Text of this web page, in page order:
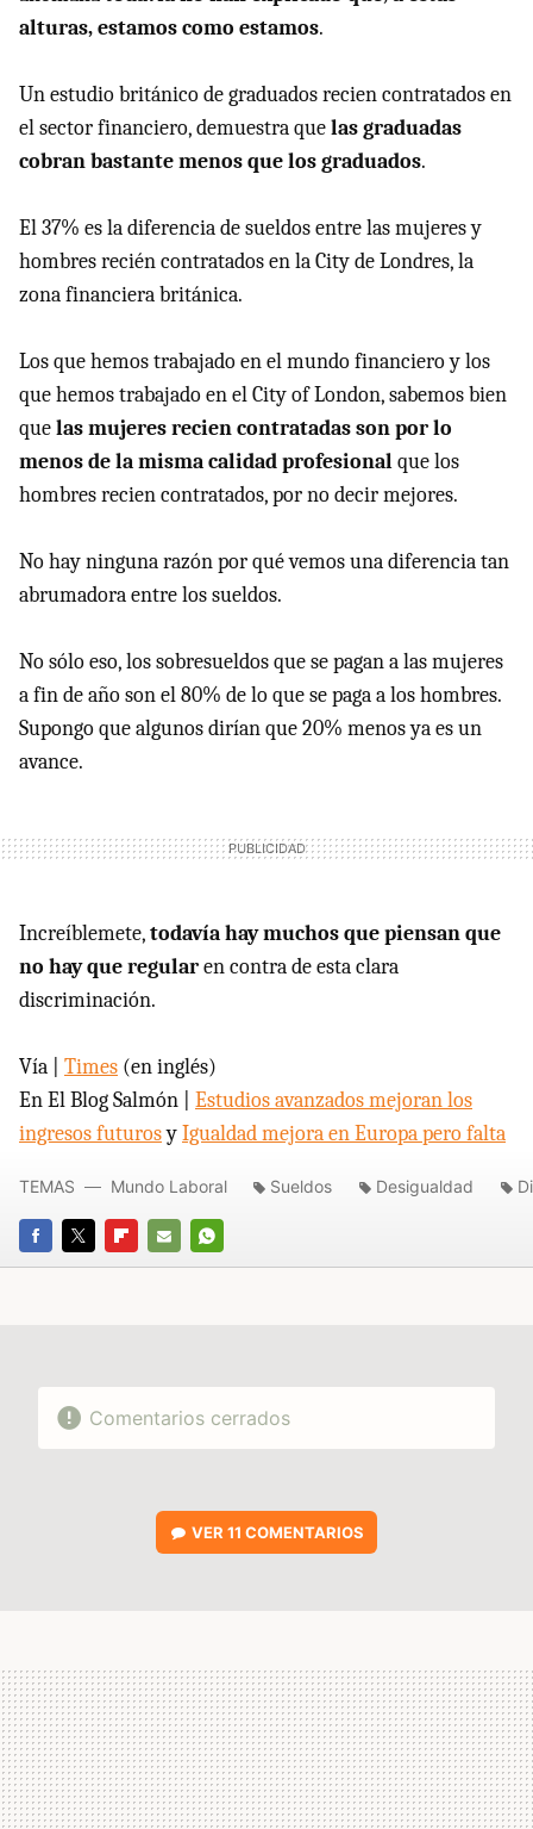
alturas, estamos como estamos.
Un estudio británico de graduados recien contratados en
el sector financiero, demuestra quelas graduadas
cobran bastante menos que los graduados.
El 37% es la diferencia de sueldos entre las mujeres y
hombres recién contratados en la City de Londres, la
zona financiera británica.
Los que hemos trabajado en el mundo financiero y los
que hemos trabajado en el City of London, sabemos bien
quelas mujeres recien contratadas son por lo
menos de la misma calidad profesionalque los
hombres recien contratados, por no decir mejores.
No hay ninguna razón por qué vemos una diferencia tan
abrumadora entre los sueldos.
No sólo eso, los sobresueldos que se pagan a las mujeres
a fin de año son el 80% de lo que se paga a los hombres.
Supongo que algunos dirían que 20% menos ya es un
avance.
Increíblemete,todavía hay muchos que piensan que
no hay que regularen contra de esta clara
discriminación.
Vía | Times (en inglés)
En El Blog Salmón | Estudios avanzados mejoran los
ingresos futurosyIgualdad mejora en Europa pero falta
FACEBOOK
TWITTERFLIPBOARD
E-
WHATSAPP
TEMAS Mundo Laboral Sueldos Desigualdad
Comentarios cerrados
VER11 COMENTARIOS